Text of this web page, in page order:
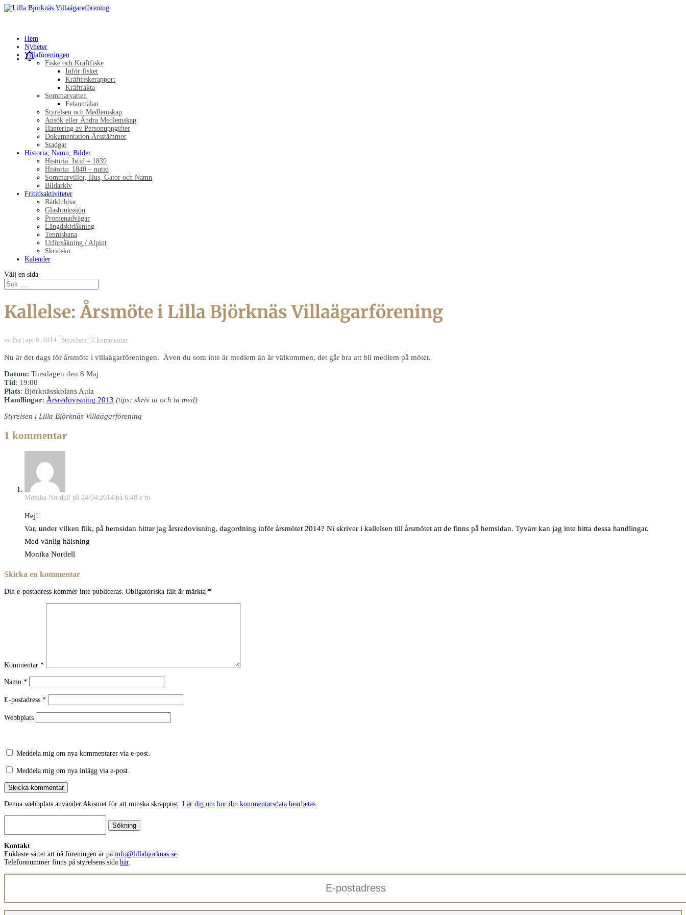
Hem
Nyheter
Villaföreningen
Fiske och Kräftfiske
Inför fisket
Kräftfiskerapport
Kräftfakta
Sommarvatten
Felanmälan
Styrelsen och Medlemskap
Ansök eller Ändra Medlemskap
Hantering av Personuppgifter
Dokumentation Årsstämmor
Stadgar
Historia, Namn, Bilder
Historia: Istid – 1839
Historia: 1840 – nutid
Sommarvillor, Hus, Gator och Namn
Bildarkiv
Fritidsaktiviteter
Båtklubbar
Glasbrukssjön
Promenadvägar
Längdskidåkning
Tennisbana
Utförsåkning / Alpint
Skridsko
Kalender
Välj en sida
Kallelse: Årsmöte i Lilla Björknäs Villaägarförening
av Per | apr 9, 2014 | Styrelsen | 1 kommentar
Nu är det dags för årsmöte i villaägarföreningen. Även du som inte är medlem än är välkommen, det går bra att bli medlem på mötet.
Datum: Torsdagen den 8 Maj
Tid: 19:00
Plats: Björknässkolans Aula
Handlingar: Årsredovisning 2013 (tips: skriv ut och ta med)
Styrelsen i Lilla Björknäs Villaägarförening
1 kommentar
Monika Nordell på 24/04/2014 på 6:48 e m
Hej!
Var, under vilken flik, på hemsidan hittar jag årsredovisning, dagordning inför årsmötet 2014? Ni skriver i kallelsen till årsmötet att de finns på hemsidan. Tyvärr kan jag inte hitta dessa handlingar.
Med vänlig hälsning
Monika Nordell
Skicka en kommentar
Din e-postadress kommer inte publiceras. Obligatoriska fält är märkta *
Kommentar *
Namn *
E-postadress *
Webbplats
Meddela mig om nya kommentarer via e-post.
Meddela mig om nya inlägg via e-post.
Skicka kommentar
Denna webbplats använder Akismet för att minska skräppost. Lär dig om hur din kommentarsdata bearbetas.
Kontakt
Enklaste sättet att nå föreningen är på info@lillabjorknas.se
Telefonnummer finns på styrelsens sida här.
E-